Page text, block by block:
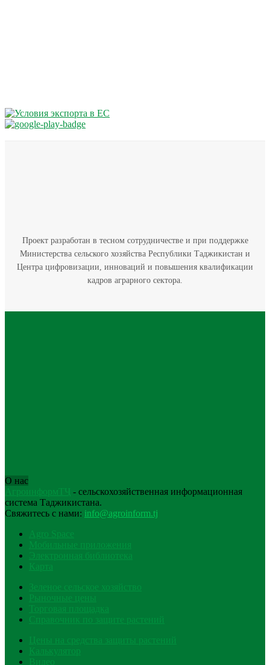
Проект разработан в тесном сотрудничестве и при поддержке
Министерства сельского хозяйства Республики Таджикистан и
Центра цифровизации, инноваций и повышения квалификации
кадров аграрного сектора.
О нас
АгроинформТҶ - сельскохозяйственная информационная
система Таджикистана.
Свяжитесь с нами: info@agroinform.tj
Agro Space
Мобильные приложения
Электронная библиотека
Карта
Зеленое сельское хозяйство
Рыночные цены
Торговая площадка
Справочник по защите растений
Цены на средства защиты растений
Калькулятор
Видео